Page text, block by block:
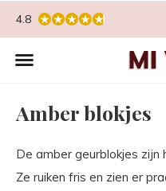
4.8
Amber blokjes
De amber geurblokjes zijn
Ze ruiken fris en zien er